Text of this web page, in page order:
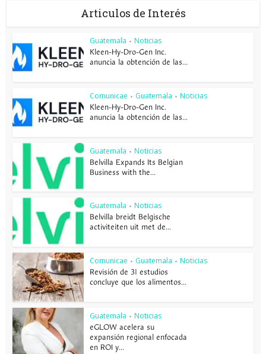
Articulos de Interés
Guatemala • Noticias
Kleen-Hy-Dro-Gen Inc.
anuncia la obtención de las...
Comunicae • Guatemala • Noticias
Kleen-Hy-Dro-Gen Inc.
anuncia la obtención de las...
Guatemala • Noticias
Belvilla Expands Its Belgian
Business with the...
Guatemala • Noticias
Belvilla breidt Belgische
activiteiten uit met de...
Comunicae • Guatemala • Noticias
Revisión de 31 estudios
concluye que los alimentos...
Guatemala • Noticias
eGLOW acelera su
expansión regional enfocada
en ROI y...